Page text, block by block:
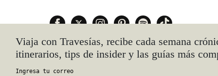
Quiénes somos
Anúnciate con nosotros
hola@travesiasmedia.com